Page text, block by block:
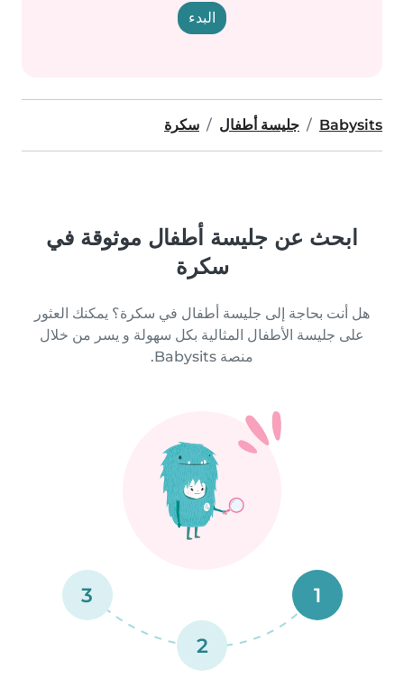
البدء
Babysits جليسة أطفال سكرة
ابحث عن جليسة أطفال موثوقة في
سكرة
هل أنت بحاجة إلى جليسة أطفال في سكرة؟ يمكنك العثور
على جليسة الأطفال المثالية بكل سهولة و يسر من خلال
منصة Babysits.
1
2
3